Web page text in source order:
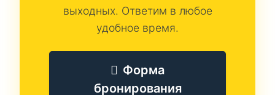
выходных. Ответим в любое
удобное время.
Форма
бронирования